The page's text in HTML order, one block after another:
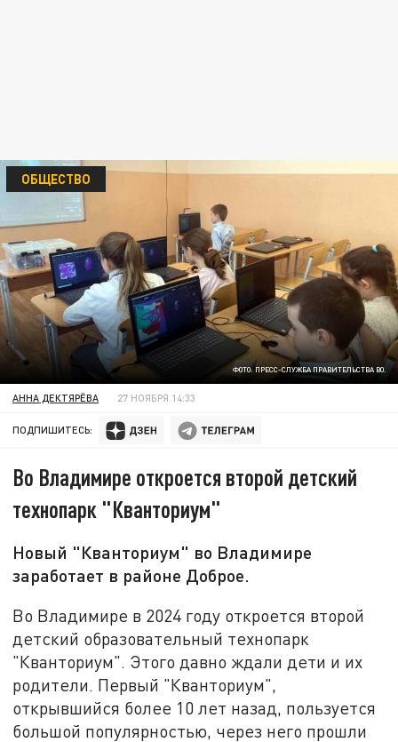
ФОТО: ПРЕСС-СЛУЖБА ПРАВИТЕЛЬСТВА ВО.
ОБЩЕСТВО
АННА ДЕКТЯРЁВА 27 НОЯБРЯ 14:33
ПОДПИШИТЕСЬ:
Во Владимире откроется второй детский
технопарк "Кванториум"
Новый "Кванториум" во Владимире
заработает в районе Доброе.
Во Владимире в 2024 году откроется второй
детский образовательный технопарк
"Кванториум". Этого давно ждали дети и их
родители. Первый "Кванториум",
открывшийся более 10 лет назад, пользуется
большой популярностью, через него прошли